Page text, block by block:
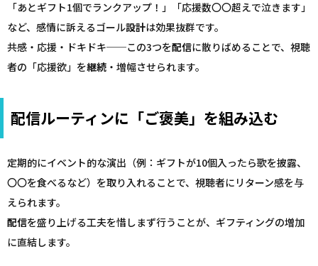
「あとギフト1個でランクアップ！」「応援数〇〇超えで泣きます」
など、感情に訴えるゴール設計は効果抜群です。
共感・応援・ドキドキ──この3つを配信に散りばめることで、視聴
者の「応援欲」を継続 ・増幅させられます。
配信ルーティンに「ご褒美」を組み込む
定期的にイベント的な演出（例：ギフトが10個入ったら歌を披露、
〇〇を食べるなど）を取り入れることで、視聴者にリターン感を与
えられます。
配信を盛り上げる工夫を惜しまず行うことが、ギフティングの増加
に直結します。